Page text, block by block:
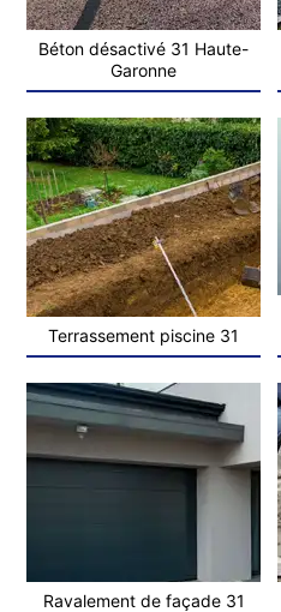
Béton désactivé 31 Haute-
Garonne
Terrassement piscine 31
Ravalement de façade 31